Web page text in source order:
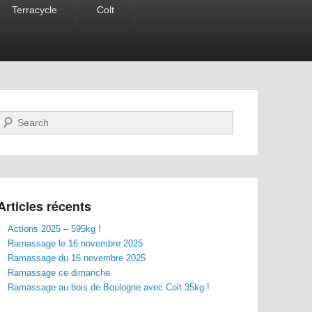
Terracycle Colt
Recherche
récents
Actions 2025 – 595kg !
Ramassage le 16 novembre 2025
Ramassage du 16 novembre 2025
Ramassage ce dimanche
Ramassage au bois de Boulogne avec Colt 35kg !